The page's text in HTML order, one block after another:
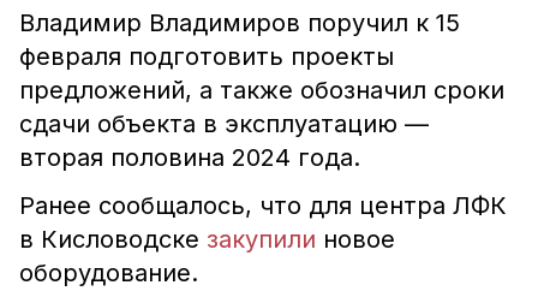
Владимир Владимиров поручил к 15
февраля подготовить проекты
предложений, а также обозначил сроки
сдачи объекта в эксплуатацию —
вторая половина 2024 года.
Ранее сообщалось, что для центра ЛФК
в Кисловодске закупили новое
оборудование.